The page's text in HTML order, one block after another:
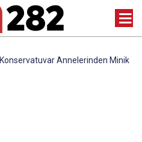
Konservatuvar Annelerinden Minik